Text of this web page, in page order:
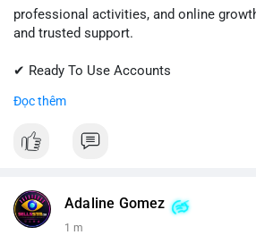
professional activities, and online
and trusted support.
✔ Ready To Use Accounts
✔ Professional Customer Support
📱 WhatsApp: +1 (681) 549-2683
#linkedin #linkedinaccount
#digitalsolutions
#sellssmm
Đọc thêm
Adaline Gomez
1 m